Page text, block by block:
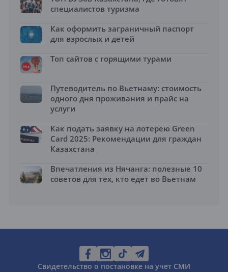
специалистов туризма
Как оформить заграничный паспорт
для взрослых и детей
Топ сайтов с горящими турами
Путеводитель по Вьетнаму: стоимость
одного дня проживания и прайс на
услуги
Как подать заявку на лотерею Green
Card 2025: Рекомендации для граждан
Казахстана
Впечатления из Нячанга: полезные 10
советов для тех, кто едет во Вьетнам
Свидетельство о постановке на учет СМИ